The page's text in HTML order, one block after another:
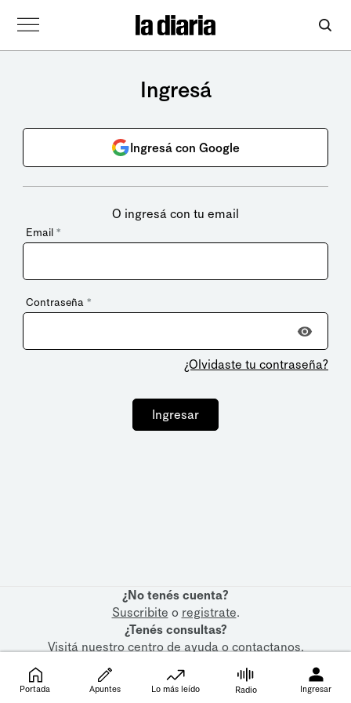
Ingresá
Ingresá con Google
O ingresá con tu email
Email *
Contraseña *
¿Olvidaste tu contraseña?
Ingresar
¿No tenés cuenta?
Suscribite o registrate.
¿Tenés consultas?
Visitá nuestrocentro de ayudaocontactanos.
Portada Apuntes Lo más leído Radio Ingresar